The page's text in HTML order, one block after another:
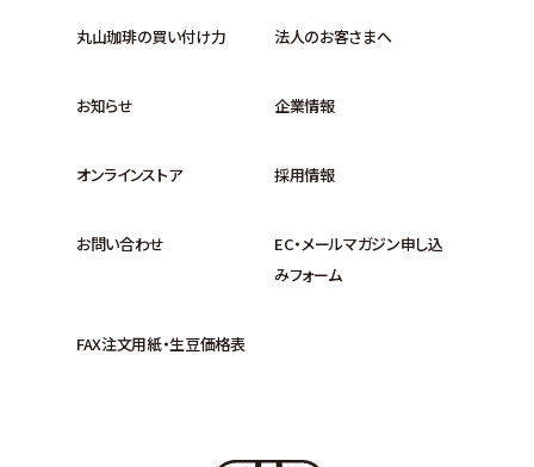
丸山珈琲の買い付け力 法人のお客さまへ
お知らせ 企業情報
オンラインストア 採用情報
お問い合わせ
EC・メールマガジン申し込
みフォーム
FAX注文用紙・生豆価格表